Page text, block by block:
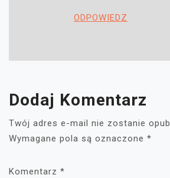
ODPOWIEDZ
Dodaj Komentarz
Twój adres e-mail nie zostanie
Wymagane pola są oznaczone *
Komentarz *